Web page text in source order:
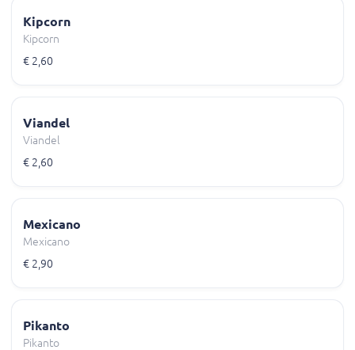
Kipcorn
Kipcorn
€ 2,60
Viandel
Viandel
€ 2,60
Mexicano
Mexicano
€ 2,90
Pikanto
Pikanto